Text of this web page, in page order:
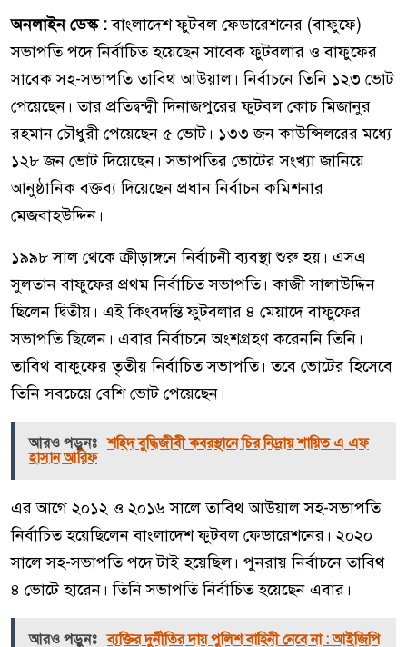
অনলাইন ডেস্ক :বাংলাদেশ ফুটবল ফেডারেশনের (বাফুফে)
সভাপতি পদে নির্বাচিত হয়েছেন সাবেক ফুটবলার ও বাফুফের
সাবেক সহ-সভাপতি তাবিথ আউয়াল। নির্বাচনে তিনি ১২৩ ভোট
পেয়েছেন। তার প্রতিদ্বন্দ্বী দিনাজপুরের ফুটবল কোচ মিজানুর
রহমান চৌধুরী পেয়েছেন ৫ ভোট। ১৩৩ জন কাউন্সিলরের মধ্যে
১২৮ জন ভোট দিয়েছেন। সভাপতির ভোটের সংখ্যা জানিয়ে
আনুষ্ঠানিক বক্তব্য দিয়েছেন প্রধান নির্বাচন কমিশনার
মেজবাহউদ্দিন।
১৯৯৮ সাল থেকে ক্রীড়াঙ্গনে নির্বাচনী ব্যবস্থা শুরু হয়। এসএ
সুলতান বাফুফের প্রথম নির্বাচিত সভাপতি। কাজী সালাউদ্দিন
ছিলেন দ্বিতীয়। এই কিংবদন্তি ফুটবলার ৪ মেয়াদে বাফুফের
সভাপতি ছিলেন। এবার নির্বাচনে অংশগ্রহণ করেননি তিনি।
তাবিথ বাফুফের তৃতীয় নির্বাচিত সভাপতি। তবে ভোটের হিসেবে
তিনি সবচেয়ে বেশি ভোট পেয়েছেন।
আরও পড়ুনঃ শহিদ বুদ্ধিজীবী কবরস্থানে চির নিদ্রায় শায়িত এ এফ
হাসান আরিফ
এর আগে ২০১২ ও ২০১৬ সালে তাবিথ আউয়াল সহ-সভাপতি
নির্বাচিত হয়েছিলেন বাংলাদেশ ফুটবল ফেডারেশনের। ২০২০
সালে সহ-সভাপতি পদে টাই হয়েছিল। পুনরায় নির্বাচনে তাবিথ
৪ ভোটে হারেন। তিনি সভাপতি নির্বাচিত হয়েছেন এবার।
আরও পড়ুনঃ ব্যক্তির দুর্নীতির দায় পুলিশ বাহিনী নেবে না : আইজিপি